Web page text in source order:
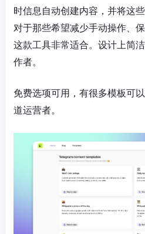
时信息自动创建内容，并将这
对于那些希望减少手动操作、
这款工具非常适合。设计上简
作者。
免费选项可用，有很多模板可
道运营者。